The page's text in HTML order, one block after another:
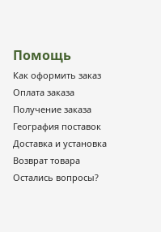
Помощь
Как оформить заказ
Оплата заказа
Получение заказа
География поставок
Доставка и установка
Возврат товара
Остались вопросы?